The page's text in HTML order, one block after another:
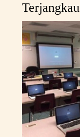
Terjangkau